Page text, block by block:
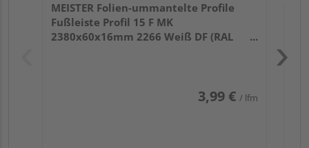
MEISTER Folien-ummantelte Profile
Fußleiste Profil 15 F MK
2380x60x16mm 2266 Weiß DF (RAL
3,99 € / lfm